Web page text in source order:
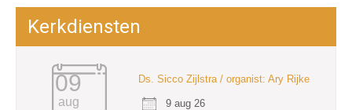
Kerkdiensten
09
aug
Ds. Sicco Zijlstra / organist: Ary Rijke
9 aug 26